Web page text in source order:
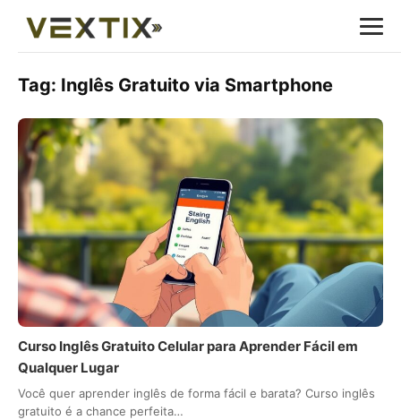
Tag: Inglês Gratuito via Smartphone
Curso Inglês Gratuito Celular para Aprender Fácil em
Qualquer Lugar
Você quer aprender inglês de forma fácil e barata? Curso inglês
gratuito é a chance perfeita…